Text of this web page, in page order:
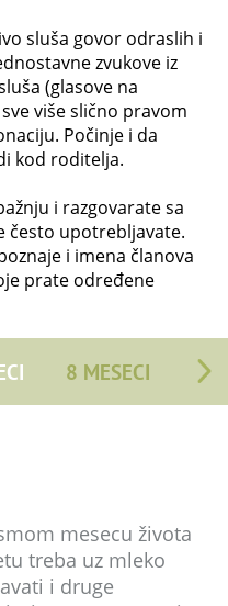
sluša govor odraslih i
zvukove iz
(glasove na
više slično pravom
Počinje i da
kod roditelja.
i razgovarate sa
često upotrebljavate.
i imena članova
prate određene
8 MESECI
mesecu života
treba uz mleko
i druge